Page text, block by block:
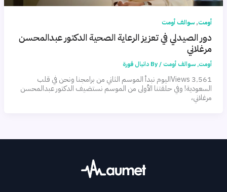
أومت, سوالف أومت
دور الصيدلي في تعزيز الرعاية الصحية الدكتور عبدالمحسن
مرغلاني
أومت, سوالف أومت / By دانيال قورة
3٬561 Viewsاليوم نبدأ الموسم الثاني من برامجنا ونحن في قلب
السعودية! وفي حلقتنا الأولى من الموسم نستضيف الدكتور عبدالمحسن
مرغلاني،